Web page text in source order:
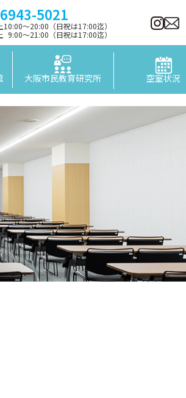
5021
10:00～20:00（日祝は17:00迄）
9:00〜21:00（日祝は17:00迄）
大阪市民教育研究所 空室状況